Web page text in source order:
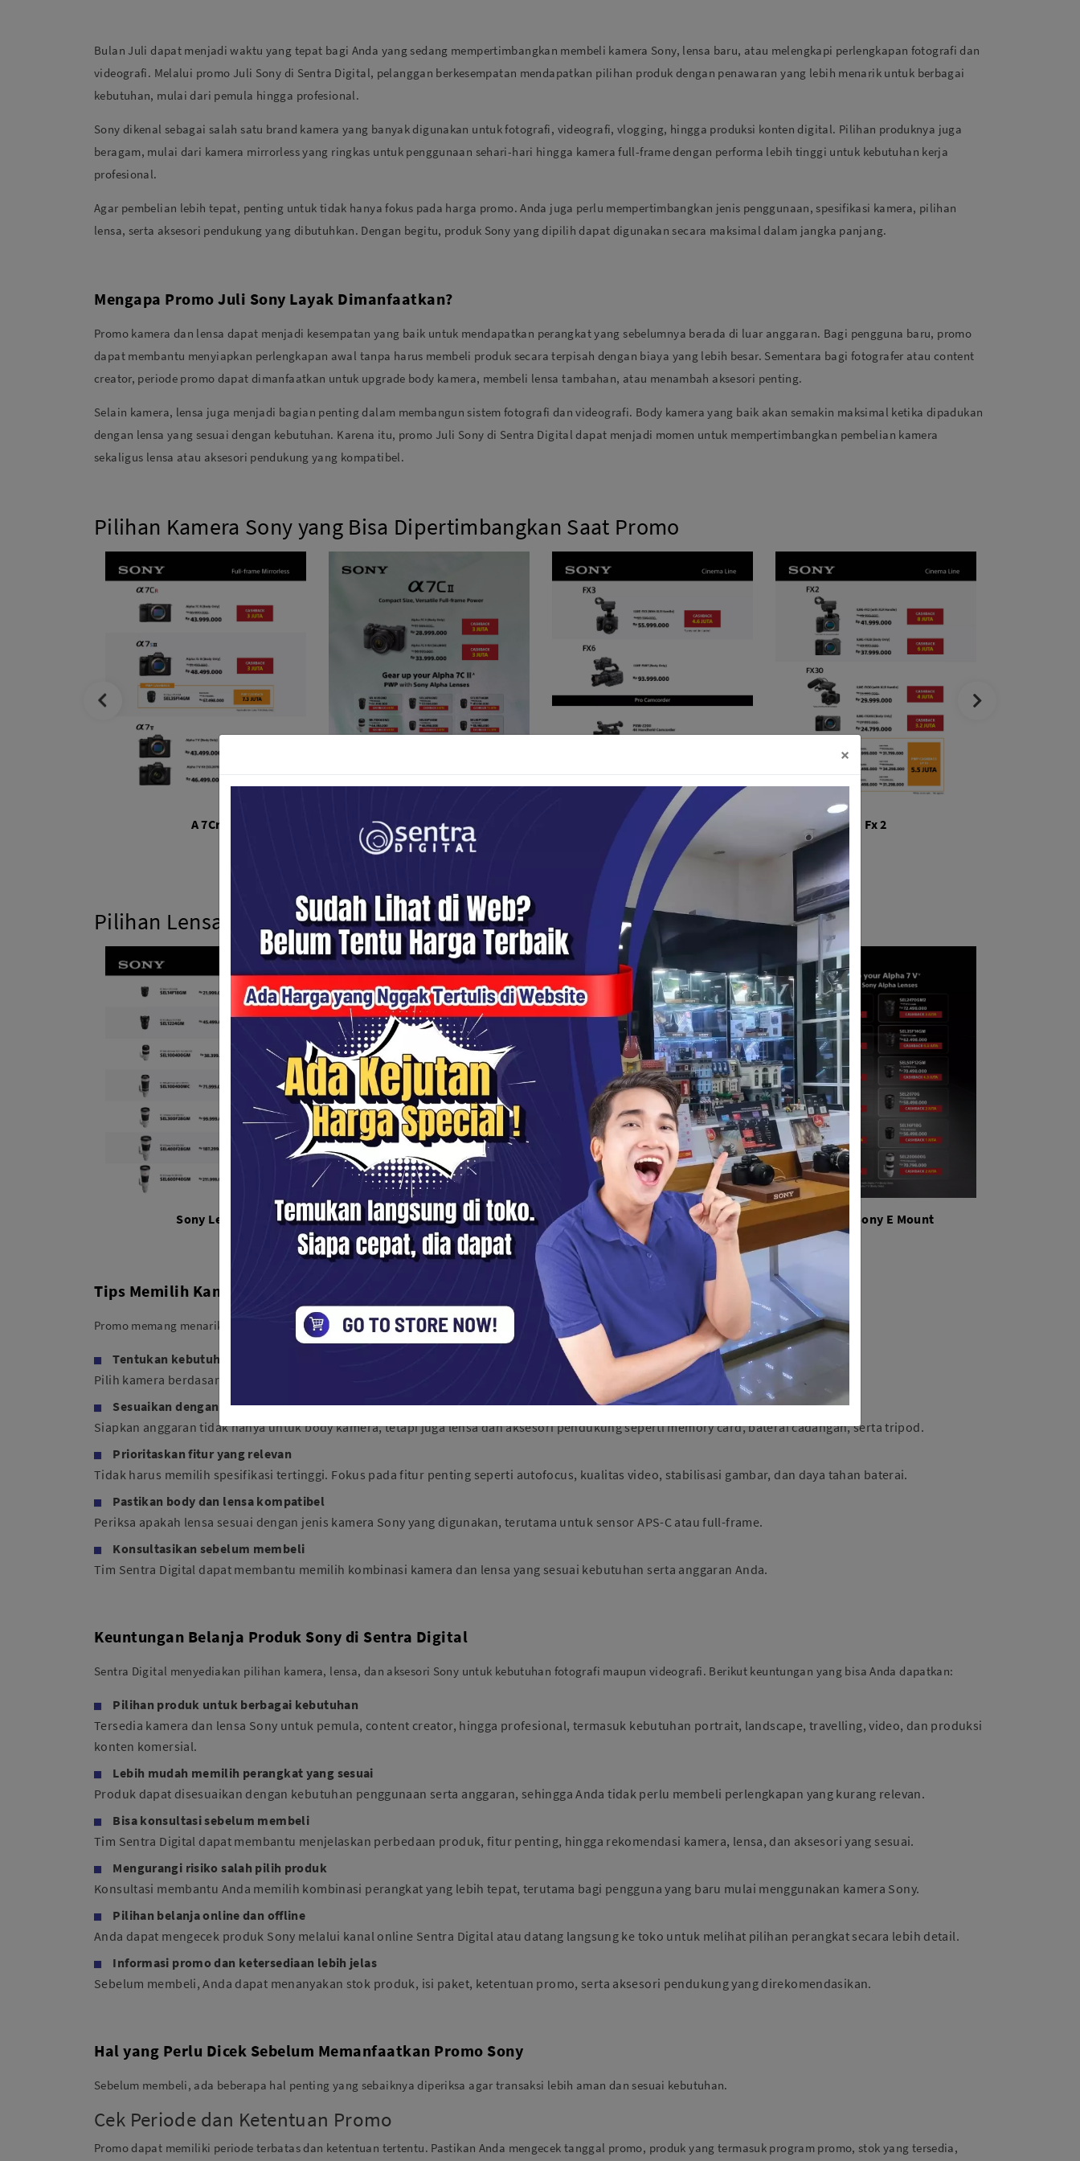
×
Bulan Juli dapat menjadi waktu yang tepat bagi Anda yang sedang mempertimbangkan membeli kamera Sony, lensa baru, atau melengkapi perlengkapan fotografi dan
videografi. Melalui promo Juli Sony di Sentra Digital, pelanggan berkesempatan mendapatkan pilihan produk dengan penawaran yang lebih menarik untuk berbagai
kebutuhan, mulai dari pemula hingga profesional.
Sony dikenal sebagai salah satu brand kamera yang banyak digunakan untuk fotografi, videografi, vlogging, hingga produksi konten digital. Pilihan produknya juga
beragam, mulai dari kamera mirrorless yang ringkas untuk penggunaan sehari-hari hingga kamera full-frame dengan performa lebih tinggi untuk kebutuhan kerja
profesional.
Agar pembelian lebih tepat, penting untuk tidak hanya fokus pada harga promo. Anda juga perlu mempertimbangkan jenis penggunaan, spesifikasi kamera, pilihan
lensa, serta aksesori pendukung yang dibutuhkan. Dengan begitu, produk Sony yang dipilih dapat digunakan secara maksimal dalam jangka panjang.
Mengapa Promo Juli Sony Layak Dimanfaatkan?
Promo kamera dan lensa dapat menjadi kesempatan yang baik untuk mendapatkan perangkat yang sebelumnya berada di luar anggaran. Bagi pengguna baru, promo
dapat membantu menyiapkan perlengkapan awal tanpa harus membeli produk secara terpisah dengan biaya yang lebih besar. Sementara bagi fotografer atau content
creator, periode promo dapat dimanfaatkan untuk upgrade body kamera, membeli lensa tambahan, atau menambah aksesori penting.
Selain kamera, lensa juga menjadi bagian penting dalam membangun sistem fotografi dan videografi. Body kamera yang baik akan semakin maksimal ketika dipadukan
dengan lensa yang sesuai dengan kebutuhan. Karena itu, promo Juli Sony di Sentra Digital dapat menjadi momen untuk mempertimbangkan pembelian kamera
sekaligus lensa atau aksesori pendukung yang kompatibel.
Pilihan Kamera Sony yang Bisa Dipertimbangkan Saat Promo
A 7Cr A 7C Ii Fx 3 Fx 2
Pilihan Lensa Sony Sesuai Kebutuhan Pemotretan
Sony Lens Sony Camera Lens Lensa Sony Lensa Sony E Mount
Tips Memilih Kamera Sony Saat Promo Juli
Promo memang menarik, tetapi pastikan kamera yang dipilih tetap sesuai kebutuhan. Berikut beberapa hal yang perlu diperhatikan:
Tentukan kebutuhan utama
Pilih kamera berdasarkan penggunaan, seperti fotografi, video, vlogging, travelling, live streaming, atau pekerjaan profesional.
Sesuaikan dengan budget
Siapkan anggaran tidak hanya untuk body kamera, tetapi juga lensa dan aksesori pendukung seperti memory card, baterai cadangan, serta tripod.
Prioritaskan fitur yang relevan
Tidak harus memilih spesifikasi tertinggi. Fokus pada fitur penting seperti autofocus, kualitas video, stabilisasi gambar, dan daya tahan baterai.
Pastikan body dan lensa kompatibel
Periksa apakah lensa sesuai dengan jenis kamera Sony yang digunakan, terutama untuk sensor APS-C atau full-frame.
Konsultasikan sebelum membeli
Tim Sentra Digital dapat membantu memilih kombinasi kamera dan lensa yang sesuai kebutuhan serta anggaran Anda.
Keuntungan Belanja Produk Sony di Sentra Digital
Sentra Digital menyediakan pilihan kamera, lensa, dan aksesori Sony untuk kebutuhan fotografi maupun videografi. Berikut keuntungan yang bisa Anda dapatkan:
Pilihan produk untuk berbagai kebutuhan
Tersedia kamera dan lensa Sony untuk pemula, content creator, hingga profesional, termasuk kebutuhan portrait, landscape, travelling, video, dan produksi
konten komersial.
Lebih mudah memilih perangkat yang sesuai
Produk dapat disesuaikan dengan kebutuhan penggunaan serta anggaran, sehingga Anda tidak perlu membeli perlengkapan yang kurang relevan.
Bisa konsultasi sebelum membeli
Tim Sentra Digital dapat membantu menjelaskan perbedaan produk, fitur penting, hingga rekomendasi kamera, lensa, dan aksesori yang sesuai.
Mengurangi risiko salah pilih produk
Konsultasi membantu Anda memilih kombinasi perangkat yang lebih tepat, terutama bagi pengguna yang baru mulai menggunakan kamera Sony.
Pilihan belanja online dan offline
Anda dapat mengecek produk Sony melalui kanal online Sentra Digital atau datang langsung ke toko untuk melihat pilihan perangkat secara lebih detail.
Informasi promo dan ketersediaan lebih jelas
Sebelum membeli, Anda dapat menanyakan stok produk, isi paket, ketentuan promo, serta aksesori pendukung yang direkomendasikan.
Hal yang Perlu Dicek Sebelum Memanfaatkan Promo Sony
Sebelum membeli, ada beberapa hal penting yang sebaiknya diperiksa agar transaksi lebih aman dan sesuai kebutuhan.
Cek Periode dan Ketentuan Promo
Promo dapat memiliki periode terbatas dan ketentuan tertentu. Pastikan Anda mengecek tanggal promo, produk yang termasuk program promo, stok yang tersedia,